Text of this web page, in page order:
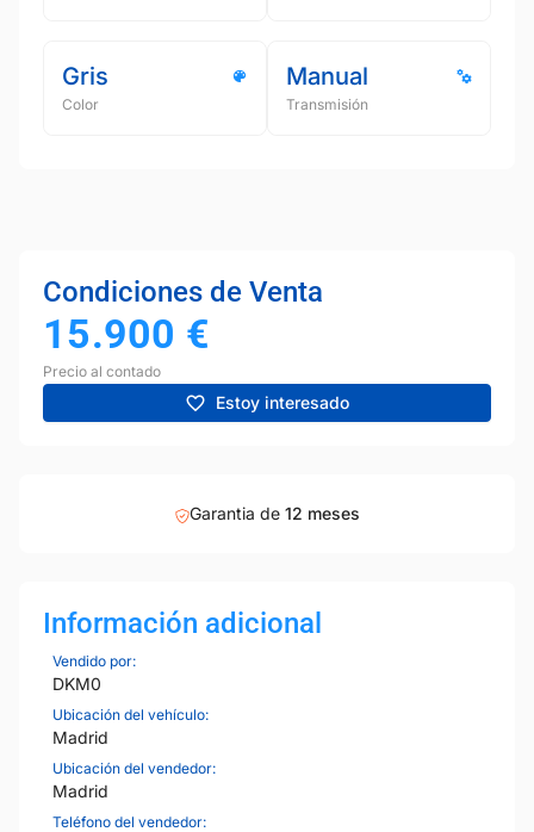
Gris
Color
Manual
Transmisión
Condiciones de Venta
15.900 €
Precio al contado
Estoy interesado
Garantia de 12 meses
Información adicional
Vendido por:
DKM0
Ubicación del vehículo:
Madrid
Ubicación del vendedor:
Madrid
Teléfono del vendedor: